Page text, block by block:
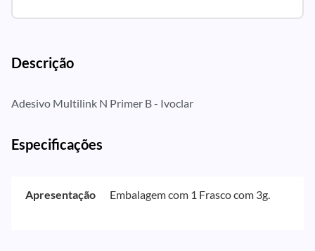
Descrição
Adesivo Multilink N Primer B - Ivoclar
Especificações
Apresentação Embalagem com 1 Frasco com 3g.